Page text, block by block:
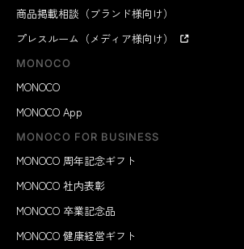
商品掲載相談（ブランド様向け）
プレスルーム（メディア様向け）
MONOCO
MONOCO
MONOCO App
MONOCO FOR BUSINESS
MONOCO 周年記念ギフト
MONOCO 社内表彰
MONOCO 卒業記念品
MONOCO 健康経営ギフト